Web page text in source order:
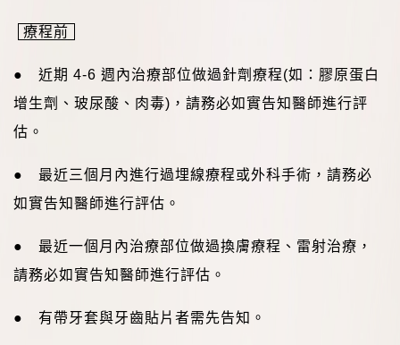
療程前
● 近期 4-6 週內治療部位做過針劑療程(如：膠原蛋白
增生劑、玻尿酸、肉毒) ，請務必如實告知醫師進行評
估。
● 最近三個月內進行過埋線療程或外科手術，請務必
如實告知醫師進行評估。
● 最近一個月內治療部位做過換膚療程、雷射治療，
請務必如實告知醫師進行評估。
● 有帶牙套與牙齒貼片者需先告知。